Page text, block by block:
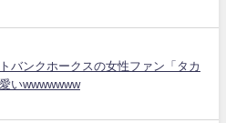
バンクホークスの女性ファン「タカ
いwwwwwww